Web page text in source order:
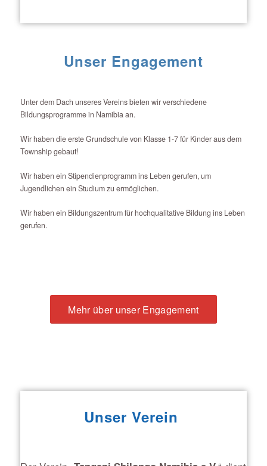
Unser Engagement
Unter dem Dach unseres Vereins bieten wir verschiedene
Bildungsprogramme in Namibia an.
Wir haben die erste Grundschule von Klasse 1-7 für Kinder aus dem
Township gebaut!
Wir haben ein Stipendienprogramm ins Leben gerufen, um
Jugendlichen ein Studium zu ermöglichen.
Wir haben ein Bildungszentrum für hochqualitative Bildung ins Leben
gerufen.
Mehr über unser Engagement
Unser Verein